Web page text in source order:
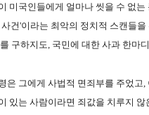
미국인들에게 얼마나 씻을 수 없
건'이라는 최악의 정치적 스캔들
구하지도, 국민에 대한 사과 한마
은 그에게 사법적 면죄부를 주었
있는 사람이라면 죄값을 치루지